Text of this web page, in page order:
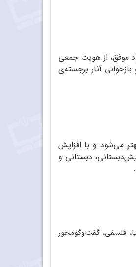
موفق، از هویت جمعی
آثار برجسته‌ی
می‌شود و با افزایش
دبستانی و
فلسفی، گفت‌وگومحور